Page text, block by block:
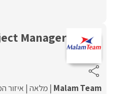
Manager
Malam Team מלאה איזור